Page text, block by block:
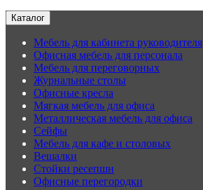
Каталог
Мебель для кабинета руководителя
Офисная мебель для персонала
Мебель для переговорных
Журнальные столы
Офисные кресла
Мягкая мебель для офиса
Металлическая мебель для офиса
Сейфы
Мебель для кафе и столовых
Вешалки
Стойки ресепшн
Офисные перегородки